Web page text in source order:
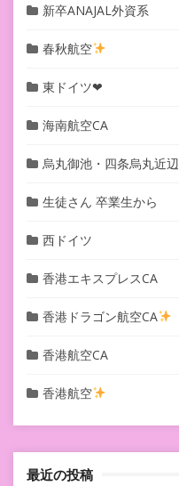
新卒ANAJAL外資系
春秋航空
東ドイツ❤︎
海南航空CA
烏丸御池・四条烏丸近辺
生徒さん 卒業生から
西ドイツ
香港エキスプレスCA
香港ドラゴン航空CA
香港航空CA
香港航空
最近の投稿